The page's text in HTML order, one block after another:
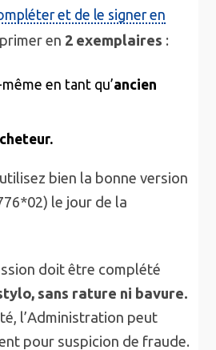
et de le signer en
en 2 exemplaires :
même en tant qu’ancien
bien la bonne version
le jour de la
doit être complété
sans rature ni bavure.
l’Administration peut
pour suspicion de fraude.